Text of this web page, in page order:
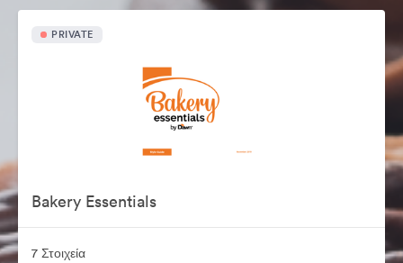
PRIVATE
Bakery Essentials
7 Στοιχεία